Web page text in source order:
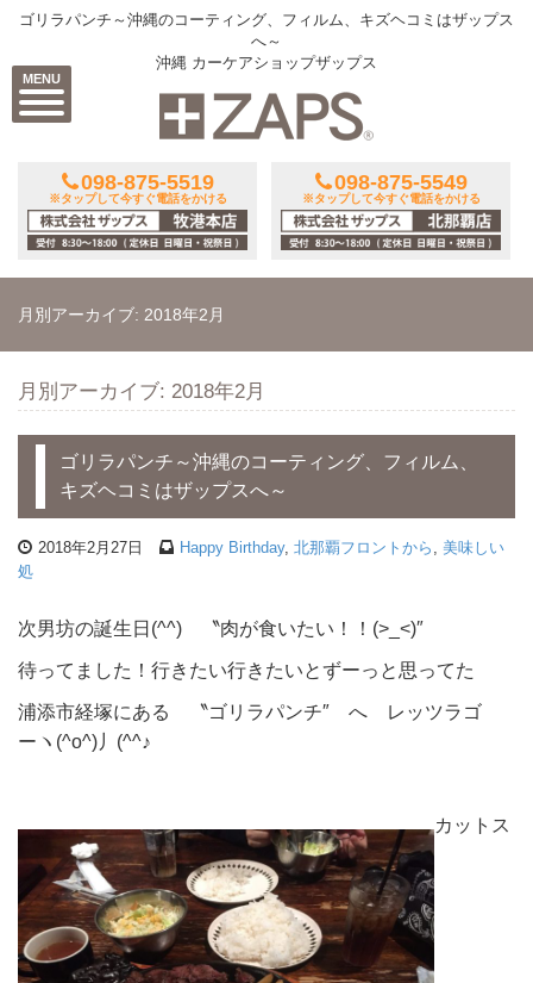
MENU
ゴリラパンチ～沖縄のコーティング、フィルム、キズヘコミはザップス
へ～
沖縄 カーケアショップザップス
098-875-5519
※タップして今すぐ電話をかける
098-875-5549
※タップして今すぐ電話をかける
月別アーカイブ: 2018年2月
月別アーカイブ: 2018年2月
ゴリラパンチ～沖縄のコーティング、フィルム、
キズヘコミはザップスへ～
2018年2月27日 Happy Birthday, 北那覇フロントから
美味しい
処
次男坊の誕生日(^^) 〝肉が食いたい！！(>_<)″
待ってました！行きたい行きたいとずーっと思ってた
浦添市経塚にある 〝ゴリラパンチ″ へ レッツラゴ
ーヽ(^o^)丿(^^♪
カットス